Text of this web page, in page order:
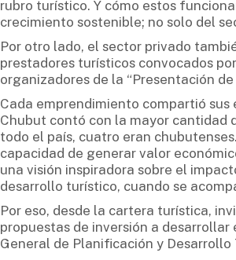
rubro turístico. Y cómo estos
crecimiento sostenible; no solo del
Por otro lado, el sector privado
prestadores turísticos convocados
organizadores de la “Presentación
Cada emprendimiento compartió
Chubut contó con la mayor cantidad
todo el país, cuatro eran
capacidad de generar valor
una visión inspiradora sobre el
desarrollo turístico, cuando se
Por eso, desde la cartera turística,
propuestas de inversión a
General de Planificación y